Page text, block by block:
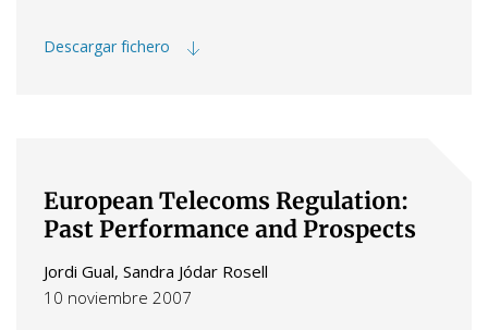
Descargar fichero
European Telecoms Regulation:
Past Performance and Prospects
Jordi Gual, Sandra Jódar Rosell
10 noviembre 2007